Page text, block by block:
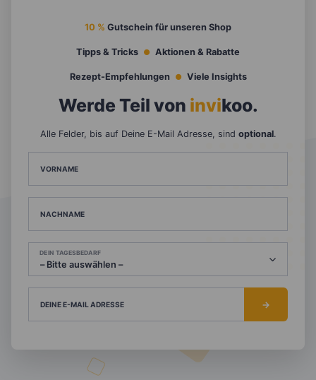
10 % Gutschein für unseren Shop
Tipps & Tricks Aktionen & Rabatte
Rezept-Empfehlungen Viele Insights
Werde Teil von invikoo.
Alle Felder, bis auf Deine E-Mail Adresse, sind optional.
VORNAME
NACHNAME
DEIN TAGESBEDARF
DEINE E-MAIL ADRESSE